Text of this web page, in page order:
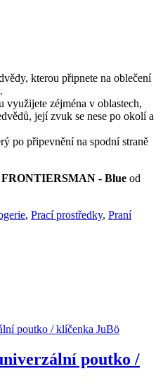
kterou připnete na oblečení
zéjména v oblastech,
její zvuk se nese po okolí a
po připevnění na spodní straně
FRONTIERSMAN - Blue od
, Prací prostředky, Praní
poutko /